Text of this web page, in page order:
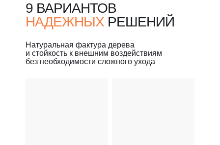
Натуральная фактура дерева
и стойкость к внешним воздействиям
без необходимости сложного ухода
9 ВАРИАНТОВ
НАДЕЖНЫХ РЕШЕНИЙ